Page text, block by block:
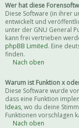
Wer hat diese
Diese Software (in ihrer
entwickelt und
unter der GNU General
kann frei vertrieben
phpBB Limited. Eine
finden.
Nach oben
Warum ist Funktion x
Diese Software wurde
dass eine Funktion
Ideas, wo du deine
Funktionen vorschlagen
Nach oben